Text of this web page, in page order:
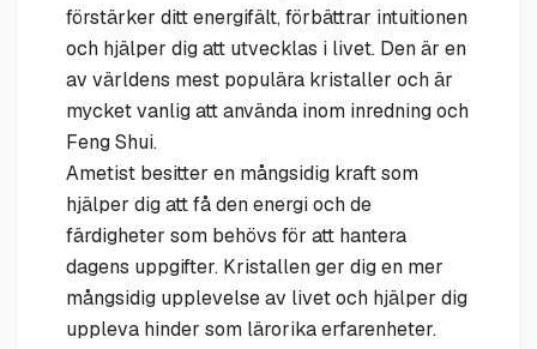
förstärker ditt energifält, förbättrar intuitionen
och hjälper dig att utvecklas i livet. Den är en
av världens mest populära kristaller och är
mycket vanlig att använda inom inredning och
Feng Shui.
Ametist besitter en mångsidig kraft som
hjälper dig att få den energi och de
färdigheter som behövs för att hantera
dagens uppgifter. Kristallen ger dig en mer
mångsidig upplevelse av livet och hjälper dig
uppleva hinder som lärorika erfarenheter.